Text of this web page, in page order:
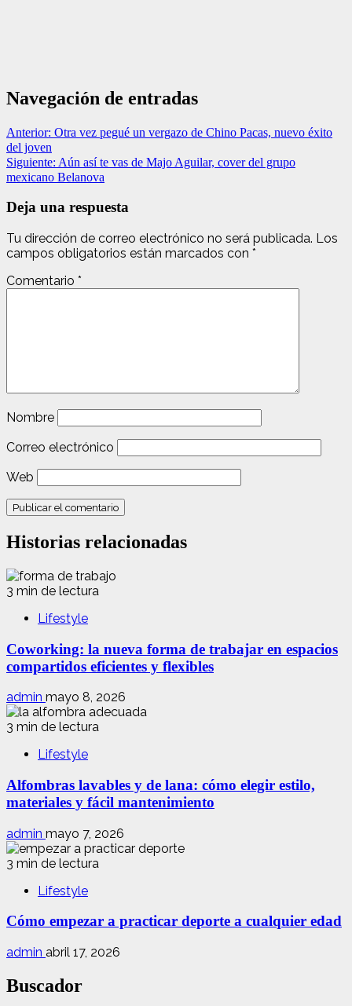
Navegación de entradas
Anterior: Otra vez pegué un vergazo de Chino Pacas, nuevo éxito
del joven
Siguiente: Aún así te vas de Majo Aguilar, cover del grupo
mexicano Belanova
Deja una respuesta
Tu dirección de correo electrónico no será publicada. Los
campos obligatorios están marcados con *
Comentario *
Nombre
Correo electrónico
Web
Historias relacionadas
3 min de lectura
Lifestyle
Coworking: la nueva forma de trabajar en espacios
compartidos eficientes y flexibles
admin mayo 8, 2026
3 min de lectura
Lifestyle
Alfombras lavables y de lana: cómo elegir estilo,
materiales y fácil mantenimiento
admin mayo 7, 2026
3 min de lectura
Lifestyle
Cómo empezar a practicar deporte a cualquier edad
admin abril 17, 2026
Buscador